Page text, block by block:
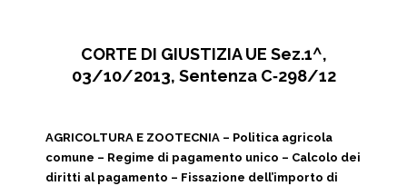
CORTE DI GIUSTIZIA UE Sez.1^,
03/10/2013, Sentenza C‑298/12
AGRICOLTURA E ZOOTECNIA – Politica agricola
comune – Regime di pagamento unico – Calcolo dei
diritti al pagamento – Fissazione dell’importo di